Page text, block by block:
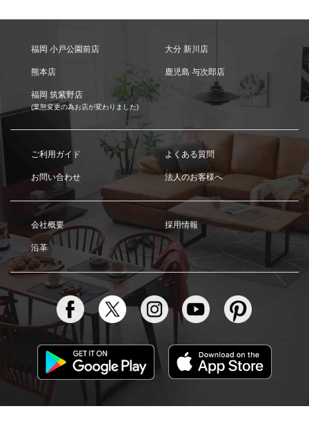
福岡 小戸公園前店 大分 新川店
熊本店 鹿児島 与次郎店
福岡 筑紫野店
(業態変更の為お店が変わりました)
ご利用ガイド よくある質問
お問い合わせ 法人のお客様へ
会社概要 採用情報
沿革